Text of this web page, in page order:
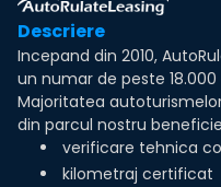
Descriere
Incepand din 2010,
un numar de peste
Majoritatea
din parcul nostru
verificare tehnica
kilometraj certificat